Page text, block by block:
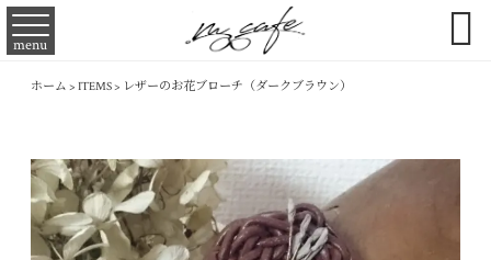
menu 
ホーム > ITEMS> レザーのお花ブローチ（ダークブラウン）